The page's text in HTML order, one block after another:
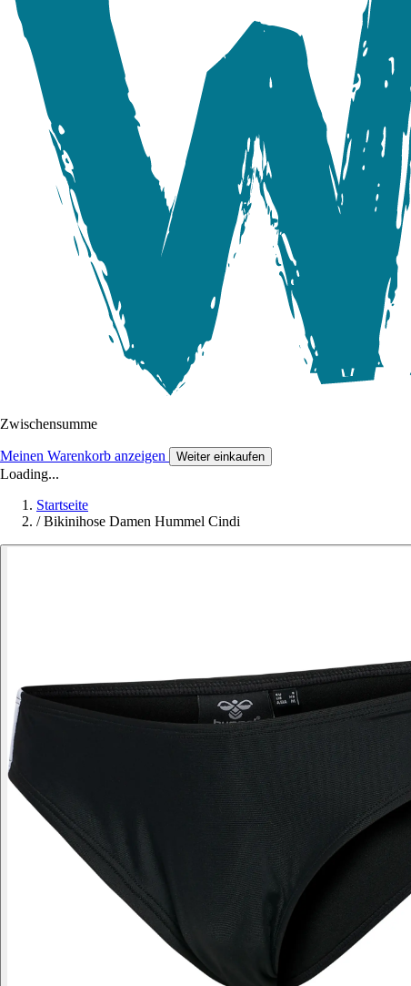
Zwischensumme
Meinen Warenkorb anzeigen Weiter einkaufen
Loading...
Startseite
/ Bikinihose Damen Hummel Cindi